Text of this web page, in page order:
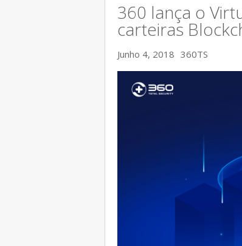
360 lança o
carteiras
Junho 4, 2018 360TS